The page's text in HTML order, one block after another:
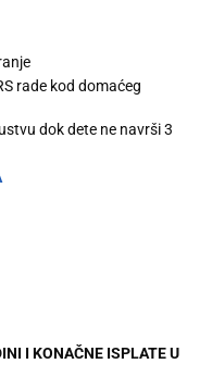
rade kod domaćeg
dok dete ne navrši 3
I KONAČNE ISPLATE U